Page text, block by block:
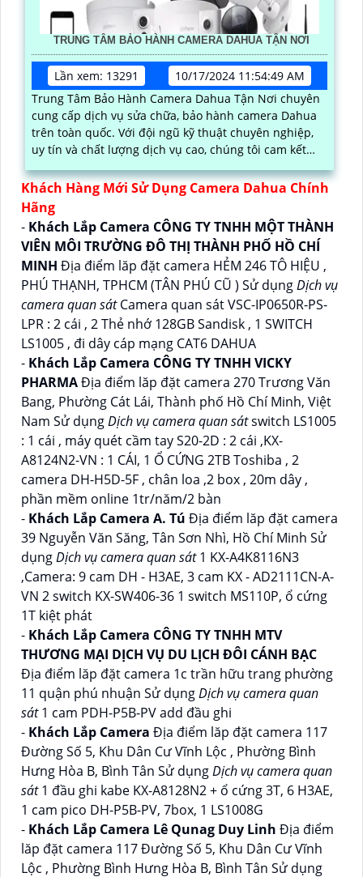
TRUNG TÂM BẢO HÀNH CAMERA DAHUA TẬN NƠI
Lần xem: 13291
10/17/2024 11:54:49 AM
Trung Tâm Bảo Hành Camera Dahua Tận Nơi chuyên
cung cấp dịch vụ sửa chữa, bảo hành camera Dahua
trên toàn quốc. Với đội ngũ kỹ thuật chuyên nghiệp,
uy tín và chất lượng dịch vụ cao, chúng tôi cam kết
mang lại sự hài lòng cho khách hàng
Khách Hàng Mới Sử Dụng Camera Dahua Chính
Hãng
- Khách Lắp Camera CÔNG TY TNHH MỘT THÀNH
VIÊN MÔI TRƯỜNG ĐÔ THỊ THÀNH PHỐ HỒ CHÍ
MINH Địa điểm lăp đặt camera HẺM 246 TÔ HIỆU ,
PHÚ THẠNH, TPHCM (TÂN PHÚ CŨ ) Sử dụngDịch vụ
camera quan sátCamera quan sát VSC-IP0650R-PS-
LPR : 2 cái , 2 Thẻ nhớ 128GB Sandisk , 1 SWITCH
LS1005 , đi dây cáp mạng CAT6 DAHUA
- Khách Lắp Camera CÔNG TY TNHH VICKY
PHARMAĐịa điểm lăp đặt camera 270 Trương Văn
Bang, Phường Cát Lái, Thành phố Hồ Chí Minh, Việt
Nam Sử dụngDịch vụ camera quan sátswitch LS1005
: 1 cái , máy quét cầm tay S20-2D : 2 cái ,KX-
A8124N2-VN : 1 CÁI, 1 Ổ CỨNG 2TB Toshiba , 2
camera DH-H5D-5F , chân loa ,2 box , 20m dây ,
phần mềm online 1tr/năm/2 bàn
- Khách Lắp Camera A. Tú Địa điểm lăp đặt camera
39 Nguyễn Văn Săng, Tân Sơn Nhì, Hồ Chí Minh Sử
dụngDịch vụ camera quan sát1 KX-A4K8116N3
,Camera: 9 cam DH - H3AE, 3 cam KX - AD2111CN-A-
VN 2 switch KX-SW406-36 1 switch MS110P, ổ cứng
1T kiệt phát
- Khách Lắp Camera CÔNG TY TNHH MTV
THƯƠNG MẠI DỊCH VỤ DU LỊCH ĐÔI CÁNH BẠC
Địa điểm lăp đặt camera 1c trần hữu trang phường
11 quận phú nhuận Sử dụngDịch vụ camera quan
sát1 cam PDH-P5B-PV add đầu ghi
- Khách Lắp Camera Địa điểm lăp đặt camera 117
Đường Số 5, Khu Dân Cư Vĩnh Lộc , Phường Bình
Hưng Hòa B, Bình Tân Sử dụngDịch vụ camera quan
sát1 đầu ghi kabe KX-A8128N2 + ổ cứng 3T, 6 H3AE,
1 cam pico DH-P5B-PV, 7box, 1 LS1008G
- Khách Lắp Camera Lê Qunag Duy Linh Địa điểm
lăp đặt camera 117 Đường Số 5, Khu Dân Cư Vĩnh
Lộc , Phường Bình Hưng Hòa B, Bình Tân Sử dụng